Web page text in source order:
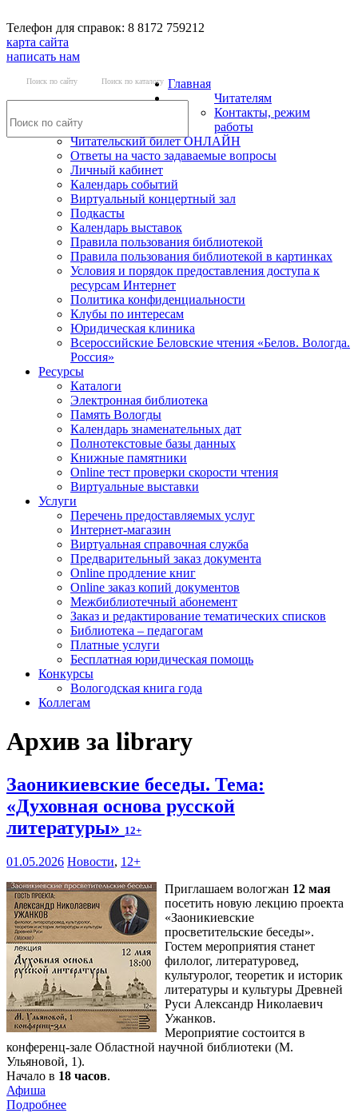
Телефон для справок: 8 8172 759212
карта сайта
написать нам
Поиск по сайту Поиск по каталогу Главная
Читателям
Контакты, режим
работы
Читательский билет ОНЛАЙН
Ответы на часто задаваемые вопросы
Личный кабинет
Календарь событий
Виртуальный концертный зал
Подкасты
Календарь выставок
Правила пользования библиотекой
Правила пользования библиотекой в картинках
Условия и порядок предоставления доступа к
ресурсам Интернет
Политика конфиденциальности
Клубы по интересам
Юридическая клиника
Всероссийские Беловские чтения «Белов. Вологда.
Россия»
Ресурсы
Каталоги
Электронная библиотека
Память Вологды
Календарь знаменательных дат
Полнотекстовые базы данных
Книжные памятники
Online тест проверки скорости чтения
Виртуальные выставки
Услуги
Перечень предоставляемых услуг
Интернет-магазин
Виртуальная справочная служба
Предварительный заказ документа
Online продление книг
Online заказ копий документов
Межбиблиотечный абонемент
Заказ и редактирование тематических списков
Библиотека – педагогам
Платные услуги
Бесплатная юридическая помощь
Конкурсы
Вологодская книга года
Коллегам
Архив за library
Заоникиевские беседы. Тема:
«Духовная основа русской
литературы» 12+
01.05.2026 Новости, 12+
Приглашаем вологжан 12 мая
посетить новую лекцию проекта
«Заоникиевские
просветительские беседы».
Гостем мероприятия станет
филолог, литературовед,
культуролог, теоретик и историк
литературы и культуры Древней
Руси Александр Николаевич
Ужанков.
Мероприятие состоится в
конференц-зале Областной научной библиотеки (М.
Ульяновой, 1).
Начало в 18 часов.
Афиша
Подробнее